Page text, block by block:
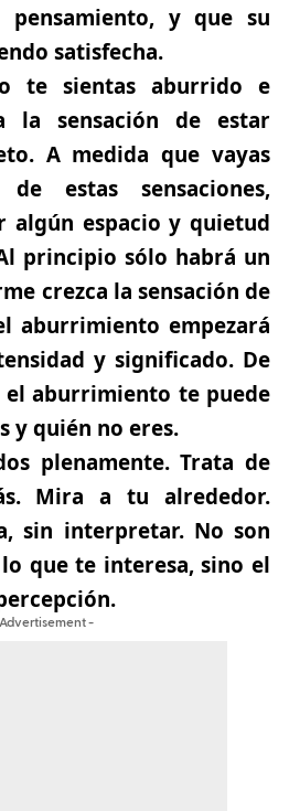
y que su
satisfecha.
te sientas aburrido e
la sensación de estar
A medida que vayas
estas sensaciones,
algún espacio y quietud
principio sólo habrá un
crezca la sensación de
aburrimiento empezará
y significado. De
el aburrimiento te puede
y quién no eres.
plenamente. Trata de
Mira a tu alrededor.
sin interpretar. No son
que te interesa, sino el
-